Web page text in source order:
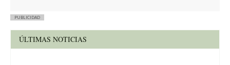
PUBLICIDAD
ÚLTIMAS NOTICIAS